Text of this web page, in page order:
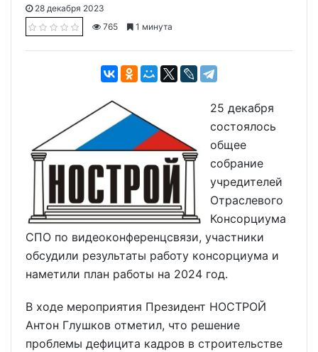
28 декабря 2023
765
1 минута
25 декабря
состоялось
общее
собрание
учредителей
Отраслевого
Консорциума
СПО по видеоконференцсвязи, участники
обсудили результаты работу консорциума и
наметили план работы на 2024 год.
В ходе мероприятия Президент НОСТРОЙ
Антон Глушков отметил, что решение
проблемы дефицита кадров в строительстве